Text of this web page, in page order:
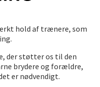
hold af trænere, som
der støtter os til den
brydere og forældre,
er nødvendigt.